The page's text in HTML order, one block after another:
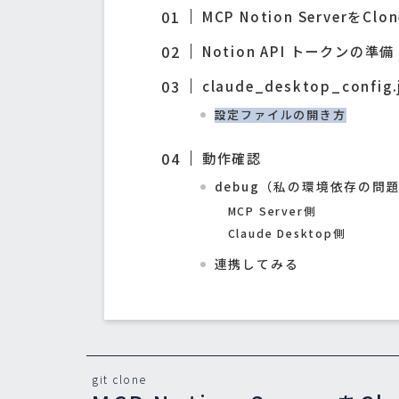
MCP Notion Serverを
Notion API トークンの準備
設定ファイルの開き方
動作確認
debug（私の環境依存の問題
MCP Server側
Claude Desktop側
連携してみる
git clone